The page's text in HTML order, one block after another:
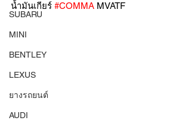
SUBARU
MINI
BENTLEY
LEXUS
ยางรถยนต์
AUDI
น้ำมันเกียร์ #COMMA MVATF